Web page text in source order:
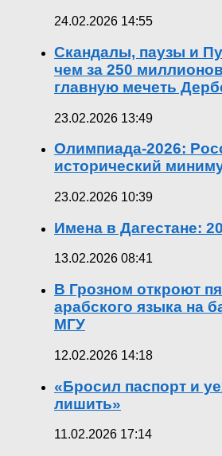
24.02.2026 14:55
Скандалы, паузы и
чем за 250
главную мечеть
23.02.2026 13:49
Олимпиада-2026:
исторический
23.02.2026 10:39
Имена в Дагестане:
13.02.2026 08:41
В Грозном откроют
арабского языка на
МГУ
12.02.2026 14:18
«Бросил паспорт и
лишить»
11.02.2026 17:14